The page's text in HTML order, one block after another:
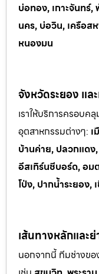
บ่อทอง, เกาะจันทร์
นคร, บ่อวิน, เครือส
หนองมน
จังหวัดระยอง แล
เราให้บริการครอบค
อุตสาหกรรมต่างๆ:
บ้านค่าย, ปลวกแดง,
อีสเทิร์นซีบอร์ด, อม
โป่ง, ปากน้ำระยอง,
เส้นทางหลักและ
นอกจากนี้ ทีมช่างขอ